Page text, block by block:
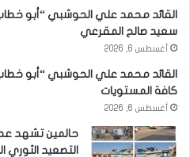
القائد محمد علي الحوشبي “أبو
سعيد صالح المقرعي
أغسطس 6, 2026
القائد محمد علي الحوشبي “أبو
كافة المستويات
أغسطس 6, 2026
حالمين تشهد
التصعيد الثوري